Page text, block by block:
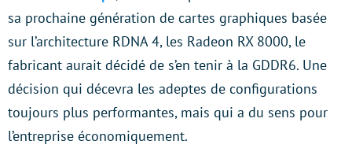
sa prochaine génération de cartes graphiques basée
sur l’architecture RDNA 4, les Radeon RX 8000, le
fabricant aurait décidé de s’en tenir à la GDDR6. Une
décision qui décevra les adeptes de configurations
toujours plus performantes, mais qui a du sens pour
l’entreprise économiquement.